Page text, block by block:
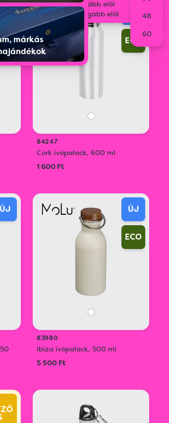
márkás
Legolcsóbb elöl
Legdrágább elöl
48
60
ÚJ
ECO
84247
Cork ivópalack, 600 ml
1 600 Ft
ÚJ ÚJ
ECO
83980
Ibiza ivópalack, 500 ml
5 500 Ft